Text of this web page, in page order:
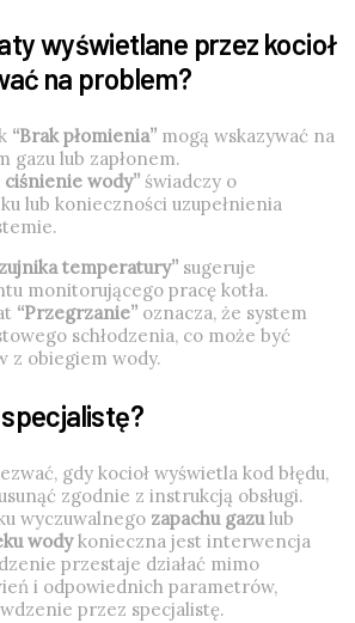
wyświetlane przez kocioł
na problem?
“Brak płomienia” mogą wskazywać na
gazu lub zapłonem.
ciśnienie wody” świadczy o
lub konieczności uzupełnienia
temperatury” sugeruje
monitorującego pracę kotła.
“Przegrzanie” oznacza, że system
schłodzenia, co może być
z obiegiem wody.
gdy kocioł wyświetla kod błędu,
zgodnie z instrukcją obsługi.
wyczuwalnego zapachu gazulub
wodykonieczna jest interwencja
przestaje działać mimo
i odpowiednich parametrów,
przez specjalistę.